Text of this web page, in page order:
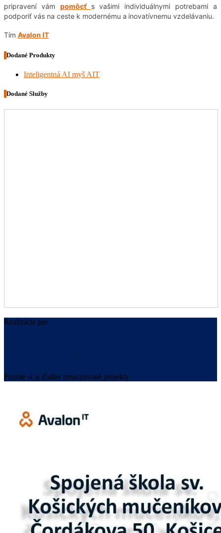
pripravení vám
pomôcť
s vašimi individuálnymi potrebami a
podporiť vás na ceste k modernému a inovatívnemu vzdelávaniu.
Tím Avalon IT
Dodané Produkty
Inteligentná AI myš AIT
Dodané Služby
Realizácie pre
Pozrite si aj ďalšie zrealizované projekty